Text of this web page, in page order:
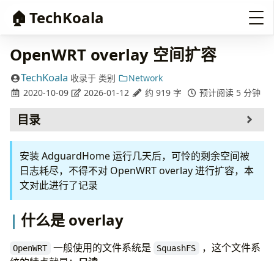
🏠 TechKoala
OpenWRT overlay 空间扩容
TechKoala 收录于 类别
Network
2020-10-09
2026-01-12 约 919 字 预计阅读 5 分钟
目录
什么是 overlay
创建新分区
格式化分区
挂载新分区
转移到新分区
Web 界面配置修改
完成
自动挂载
安装 AdguardHome 运行几天后，可怜的剩余空间被
日志耗尽，不得不对 OpenWRT overlay 进行扩容，本
文对此进行了记录
什么是 overlay
OpenWRT 一般使用的文件系统是 SquashFS
，这个文件系